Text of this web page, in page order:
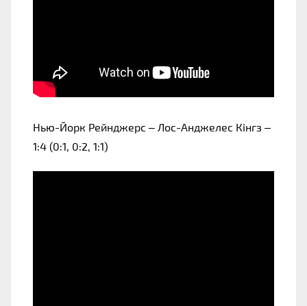
Нью-Йорк Рейнджерс – Лос-Анджелес Кінгз –
1:4 (0:1, 0:2, 1:1)